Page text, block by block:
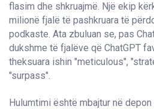
flasim dhe shkruajmë. Një ekip
milionë fjalë të pashkruara të
podkaste. Ata zbuluan se, pas
dukshme të fjalëve që ChatGPT
theksuara ishin "meticulous",
"surpass".
Hulumtimi është mbajtur në